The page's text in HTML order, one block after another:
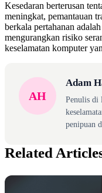
Kesedaran berterusan
meningkat, pemantauan
berkala pertahanan
mengurangkan risiko
keselamatan komputer
AH
Adam
Penulis di
penipuan
Related